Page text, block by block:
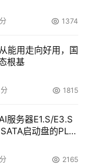
空间、机架冗余
加等场景下出现
性。
种能耗优化分析,
载分配分析,支持
比分别为80%、
独立上下电、归
1374
能用走向好用，国
根基
1815
服务器E1.S/E3.S
启动盘的PLP
2165